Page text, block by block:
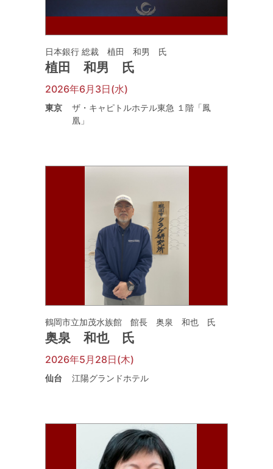
日本銀行 総裁 植田 和男 氏
植田 和男 氏
2026年6月3日(水)
東京
ザ・キャピトルホテル東急 １階「鳳
凰」
鶴岡市立加茂水族館 館長 奥泉 和也 氏
奥泉 和也 氏
2026年5月28日(木)
仙台 江陽グランドホテル